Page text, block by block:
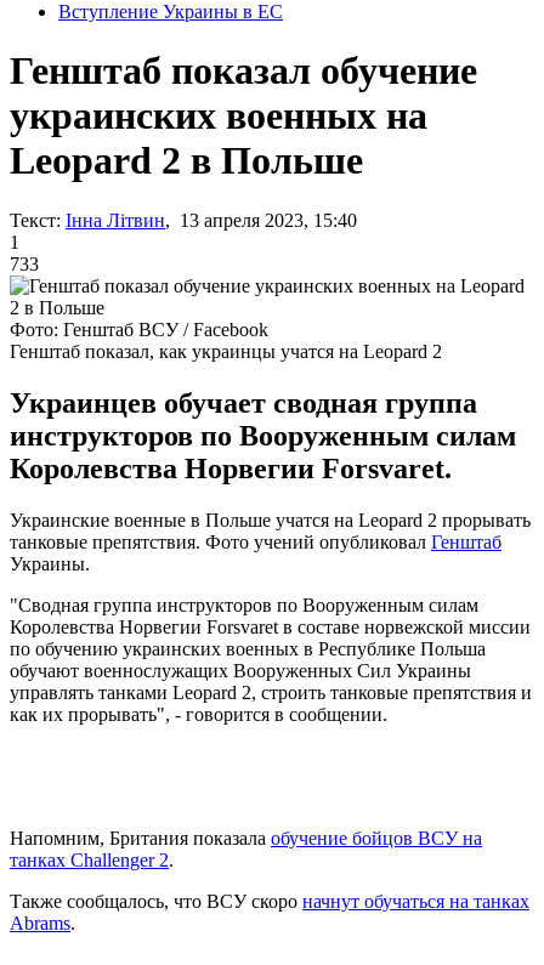
Вступление Украины в ЕС
Генштаб показал обучение
украинских военных на
Leopard 2 в Польше
Текст: Інна Літвин, 13 апреля 2023, 15:40
1
733
Фото: Генштаб ВСУ / Facebook
Генштаб показал, как украинцы учатся на Leopard 2
Украинцев обучает сводная группа
инструкторов по Вооруженным силам
Королевства Норвегии Forsvaret.
Украинские военные в Польше учатся на Leopard 2 прорывать
танковые препятствия. Фото учений опубликовал Генштаб
Украины.
"Сводная группа инструкторов по Вооруженным силам
Королевства Норвегии Forsvaret в составе норвежской миссии
по обучению украинских военных в Республике Польша
обучают военнослужащих Вооруженных Сил Украины
управлять танками Leopard 2, строить танковые препятствия и
как их прорывать", - говорится в сообщении.
Напомним, Британия показала обучение бойцов ВСУ на
танках Challenger 2.
Также сообщалось, что ВСУ скоро начнут обучаться на танках
Abrams.